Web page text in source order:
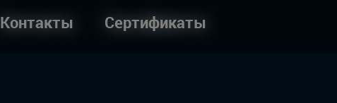
Контакты Сертификаты